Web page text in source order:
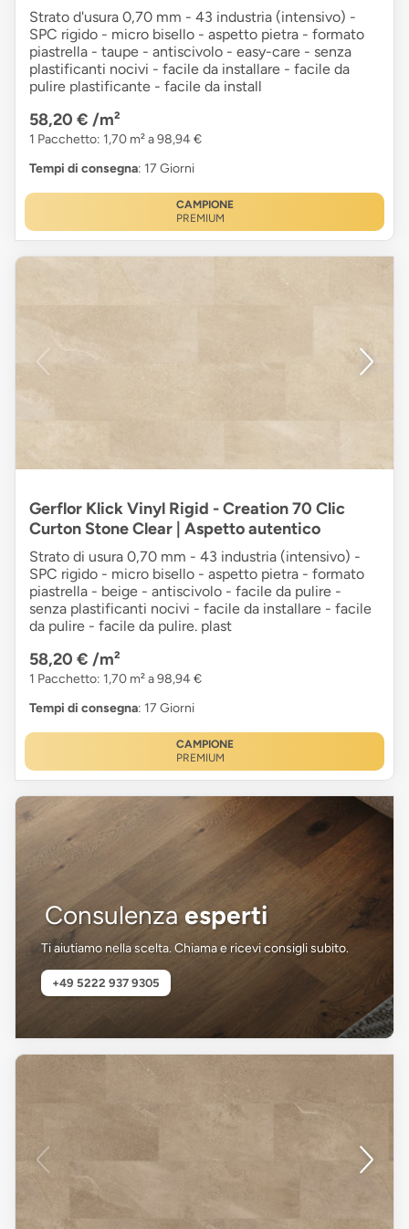
Strato d'usura 0,70 mm - 43 industria (intensivo) -
SPC rigido - micro bisello - aspetto pietra - formato
piastrella - taupe - antiscivolo - easy-care - senza
plastificanti nocivi - facile da installare - facile da
pulire plastificante - facile da install
58,20 € /m²
1 Pacchetto: 1,70 m² a 98,94 €
Tempi di consegna: 17 Giorni
CAMPIONE
PREMIUM
Gerflor Klick Vinyl Rigid - Creation 70 Clic
Curton Stone Clear | Aspetto autentico
Strato di usura 0,70 mm - 43 industria (intensivo) -
SPC rigido - micro bisello - aspetto pietra - formato
piastrella - beige - antiscivolo - facile da pulire -
senza plastificanti nocivi - facile da installare - facile
da pulire - facile da pulire. plast
58,20 € /m²
1 Pacchetto: 1,70 m² a 98,94 €
Tempi di consegna: 17 Giorni
CAMPIONE
PREMIUM
Consulenza esperti
Ti aiutiamo nella scelta. Chiama e ricevi consigli subito.
+49 5222 937 9305